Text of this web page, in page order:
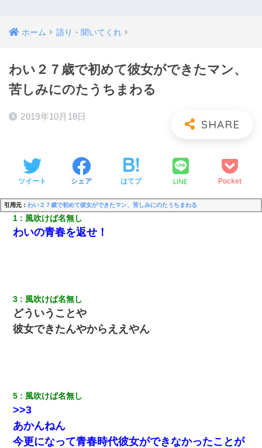
ホーム 語り・聞いてくれ
わい２７歳で初めて彼女ができたマン、
苦しみにのたうちまわる
2019年10月18日
ツイート シェア はてブ LINE Pocket
引用元： わい２７歳で初めて彼女ができたマン、苦しみにのたうちまわる
1 風吹けば名無し
わいの青春を返せ！
3 風吹けば名無し
どういうことや
彼女できたんやからええやん
5 風吹けば名無し
>>3
あかんねん
今更になって青春時代彼女ができなかったことが